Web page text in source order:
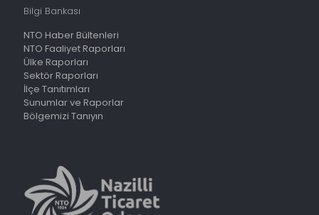
Bilgi Bankası
NTO Haber Bültenleri
NTO Faaliyet Raporları
Ülke Raporları
Sektör Raporları
İlçe Tanıtımları
Sunumlar ve Raporlar
Bölgemizi Tanıyın